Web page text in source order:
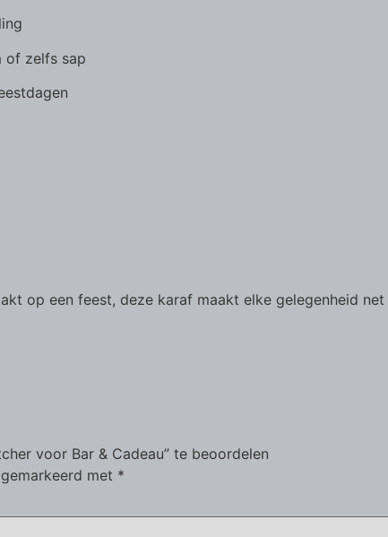
of zelfs sap
op een feest, deze karaf maakt elke gelegenheid
voor Bar & Cadeau” te beoordelen
met *